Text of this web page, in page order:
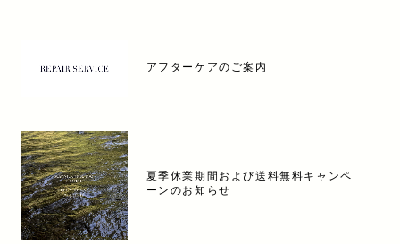
アフターケアのご案内
夏季休業期間および送料無料キャンペ
ーンのお知らせ